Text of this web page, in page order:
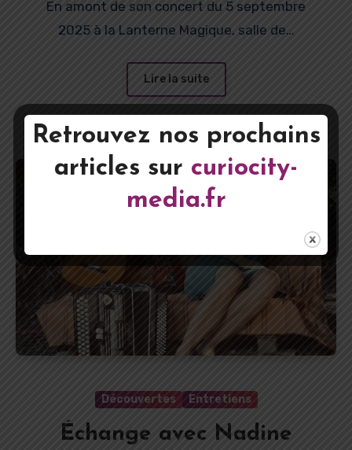
En amont de son concert du 5 septembre
2025 à la Lanterne Magique, salle de…
Lire la suite
Découvertes Entretiens
Échange avec Nadine
Retrouvez nos prochains
articles sur curiocity-
media.fr